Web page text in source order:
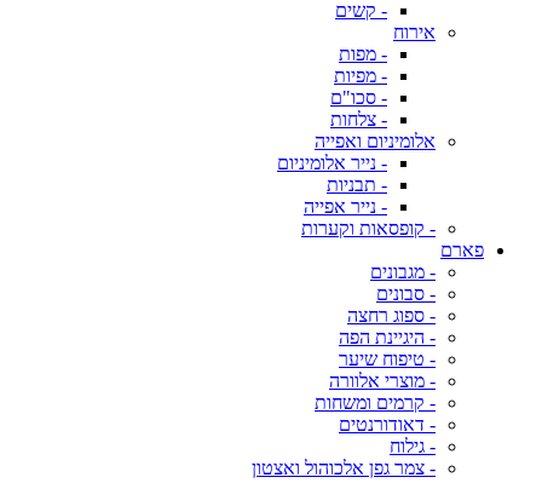
- קשים
אירוח
- מפות
- מפיות
- סכו"ם
- צלחות
אלומיניום ואפייה
- נייר אלומיניום
- תבניות
- נייר אפייה
- קופסאות וקערות
פארם
- מגבונים
- סבונים
- ספוג רחצה
- היגיינת הפה
- טיפוח שיער
- מוצרי אלוורה
- קרמים ומשחות
- דאודורנטים
- גילוח
- צמר גפן אלכוהול ואצטון